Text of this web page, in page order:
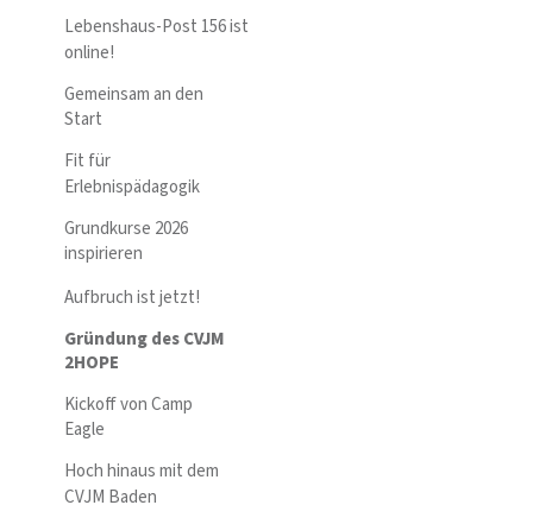
Lebenshaus-Post 156 ist
online!
Gemeinsam an den
Start
Fit für
Erlebnispädagogik
Grundkurse 2026
inspirieren
Aufbruch ist jetzt!
Gründung des CVJM
2HOPE
Kickoff von Camp
Eagle
Hoch hinaus mit dem
CVJM Baden